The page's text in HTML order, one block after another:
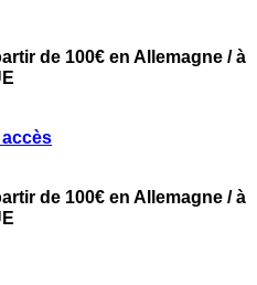
de 100€ en Allemagne / à
de 100€ en Allemagne / à